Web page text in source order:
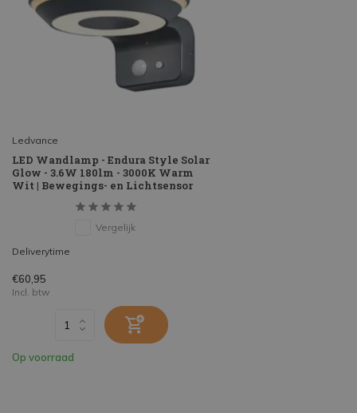
Ledvance
LED Wandlamp - Endura Style Solar
Glow - 3.6W 180lm - 3000K Warm
Wit | Bewegings- en Lichtsensor
Vergelijk
Deliverytime
€60,95
Incl. btw
Op voorraad